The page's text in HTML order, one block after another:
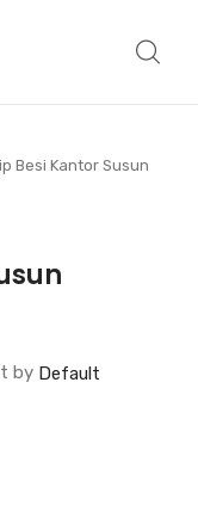
Besi Kantor Susun
by